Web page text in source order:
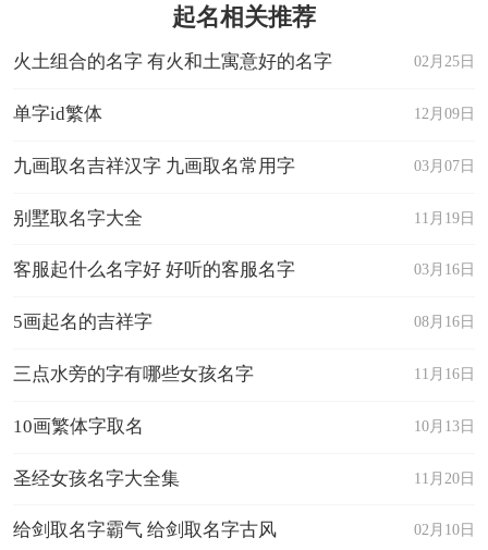
起名相关推荐
02月25日
火土组合的名字 有火和土寓意好的名字
12月09日
单字id繁体
03月07日
九画取名吉祥汉字 九画取名常用字
11月19日
别墅取名字大全
03月16日
客服起什么名字好 好听的客服名字
08月16日
5画起名的吉祥字
11月16日
三点水旁的字有哪些女孩名字
10月13日
10画繁体字取名
11月20日
圣经女孩名字大全集
02月10日
给剑取名字霸气 给剑取名字古风